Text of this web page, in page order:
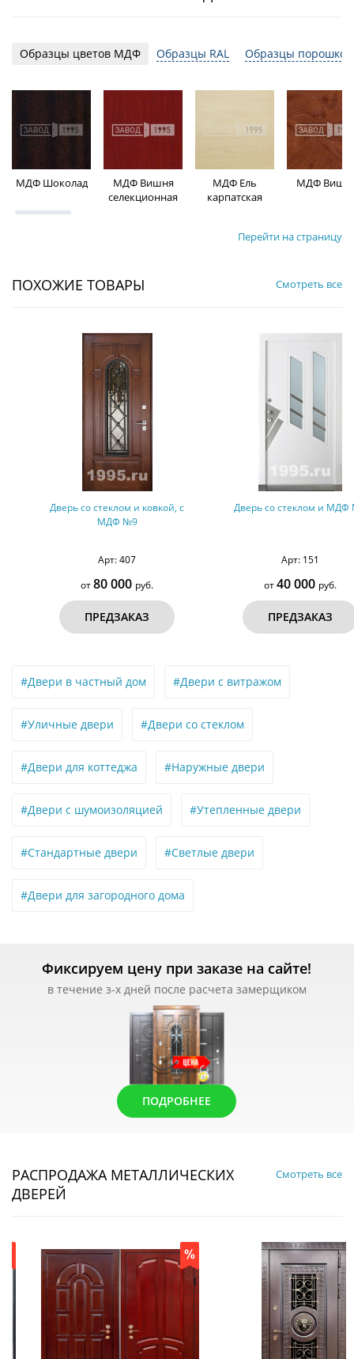
Образцы цветов МДФ Образцы RAL Образцы
МДФ Шоколад
МДФ Вишня
селекционная
МДФ Ель
карпатская
МДФ
Перейти на страницу
ПОХОЖИЕ ТОВАРЫ Смотреть все
Дверь со стеклом и ковкой, с
МДФ №9
Арт: 407
80 000 руб.
ПРЕДЗАКАЗ
Дверь со стеклом и МДФ №8
Арт: 151
40 000 руб.
ПРЕДЗАКАЗ
#Двери в частный дом #Двери с витражом
#Уличные двери #Двери со стеклом
#Двери для коттеджа #Наружные двери
#Двери с шумоизоляцией #Утепленные двери
#Стандартные двери #Светлые двери
#Двери для загородного дома
Фиксируем цену при заказе на сайте!
в течение з-х дней после расчета замерщиком
ПОДРОБНЕЕ
РАСПРОДАЖА МЕТАЛЛИЧЕСКИХ
ДВЕРЕЙ
Смотреть все